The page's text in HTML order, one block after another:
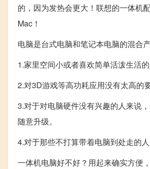
的，因为发热会更大！联想的一体机
Mac！
电脑是台式电脑和笔记本电脑的混合
1.家里空间小或者喜欢简单活泼生活
2.对3D游戏等高功耗应用没有太高的
3.对于对电脑硬件没有兴趣的人来说
随意升级。
4.对于那些不打算带着电脑到处走的
一体机电脑好不好？用起来确实方便